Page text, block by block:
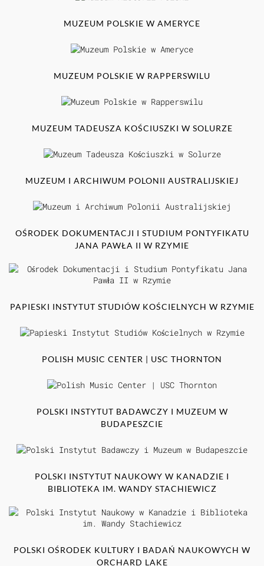
MUZEUM POLSKIE W AMERYCE
MUZEUM POLSKIE W RAPPERSWILU
MUZEUM TADEUSZA KOŚCIUSZKI W SOLURZE
MUZEUM I ARCHIWUM POLONII AUSTRALIJSKIEJ
OŚRODEK DOKUMENTACJI I STUDIUM PONTYFIKATU
JANA PAWŁA II W RZYMIE
PAPIESKI INSTYTUT STUDIÓW KOŚCIELNYCH W RZYMIE
POLISH MUSIC CENTER | USC THORNTON
POLSKI INSTYTUT BADAWCZY I MUZEUM W
BUDAPESZCIE
POLSKI INSTYTUT NAUKOWY W KANADZIE I
BIBLIOTEKA IM. WANDY STACHIEWICZ
POLSKI OŚRODEK KULTURY I BADAŃ NAUKOWYCH W
ORCHARD LAKE